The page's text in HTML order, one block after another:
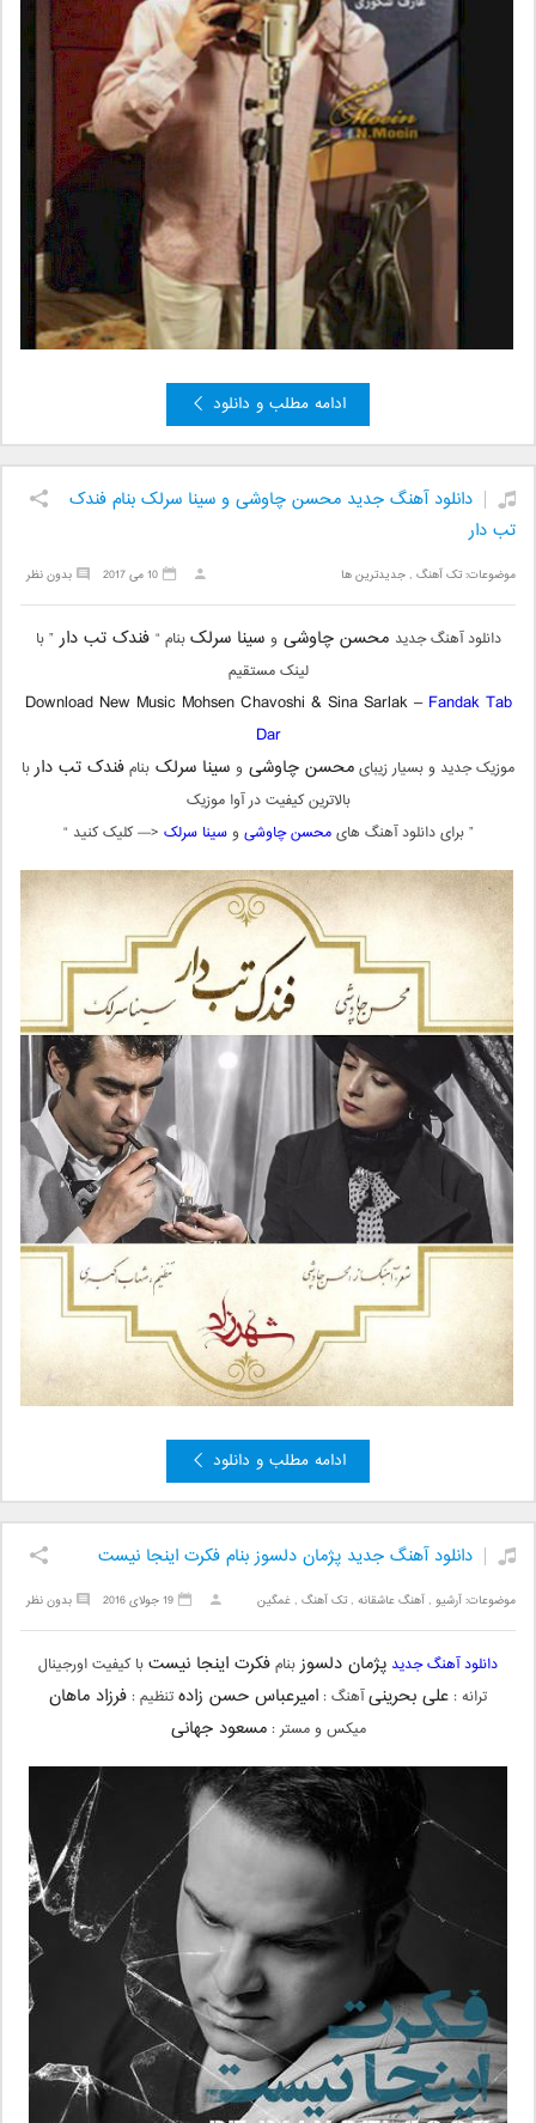
ادامه مطلب و دانلود
دانلود آهنگ جدید محسن چاوشی و سینا سرلک بنام فندک
تب دار
موضوعات:تک آهنگ ,جدیدترین ها بدون نظر 10 می 2017
دانلود آهنگ جدید محسن چاوشی و سینا سرلکبنام “ فندک تب دار” با
لینک مستقیم
Download New Music Mohsen Chavoshi & Sina Sarlak – Fandak Tab
Dar
موزیک جدید و بسیار زیبایمحسن چاوشی و سینا سرلک بنامفندک تب داربا
بالاترین کیفیت در آوا موزیک
” برای دانلود آهنگ هایمحسن چاوشی وسینا سرلک <— کلیک کنید “
ادامه مطلب و دانلود
دانلود آهنگ جدید پژمان دلسوز بنام فکرت اینجا نیست
موضوعات:آرشیو ,آهنگ عاشقانه ,تک آهنگ ,غمگین بدون نظر 19 جولای 2016
دانلود آهنگ جدید پژمان دلسوزبنامفکرت اینجا نیستبا کیفیت اورجینال
ترانه : علی بحرینیآهنگ : امیرعباس حسن زادهتنظیم : فرزاد ماهان
میکس و مستر :مسعود جهانی